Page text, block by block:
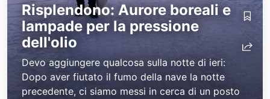
Risplendono: Aurore boreali e
lampade per la pressione
dell'olio
Devo aggiungere qualcosa sulla notte di ieri:
Dopo aver fiutato il fumo della nave la notte
precedente, ci siamo messi in cerca di un posto